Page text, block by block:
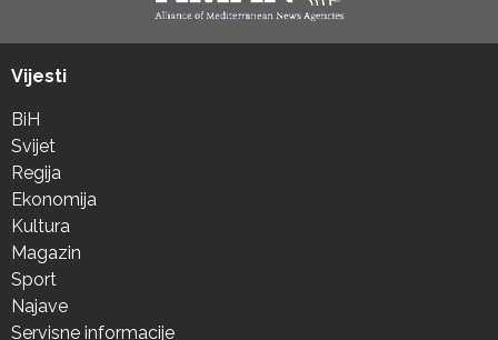
Vijesti
BiH
Svijet
Regija
Ekonomija
Kultura
Magazin
Sport
Najave
Servisne informacije